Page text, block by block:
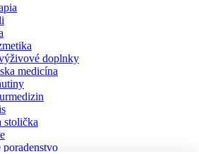
doplnky
medicína
stolička